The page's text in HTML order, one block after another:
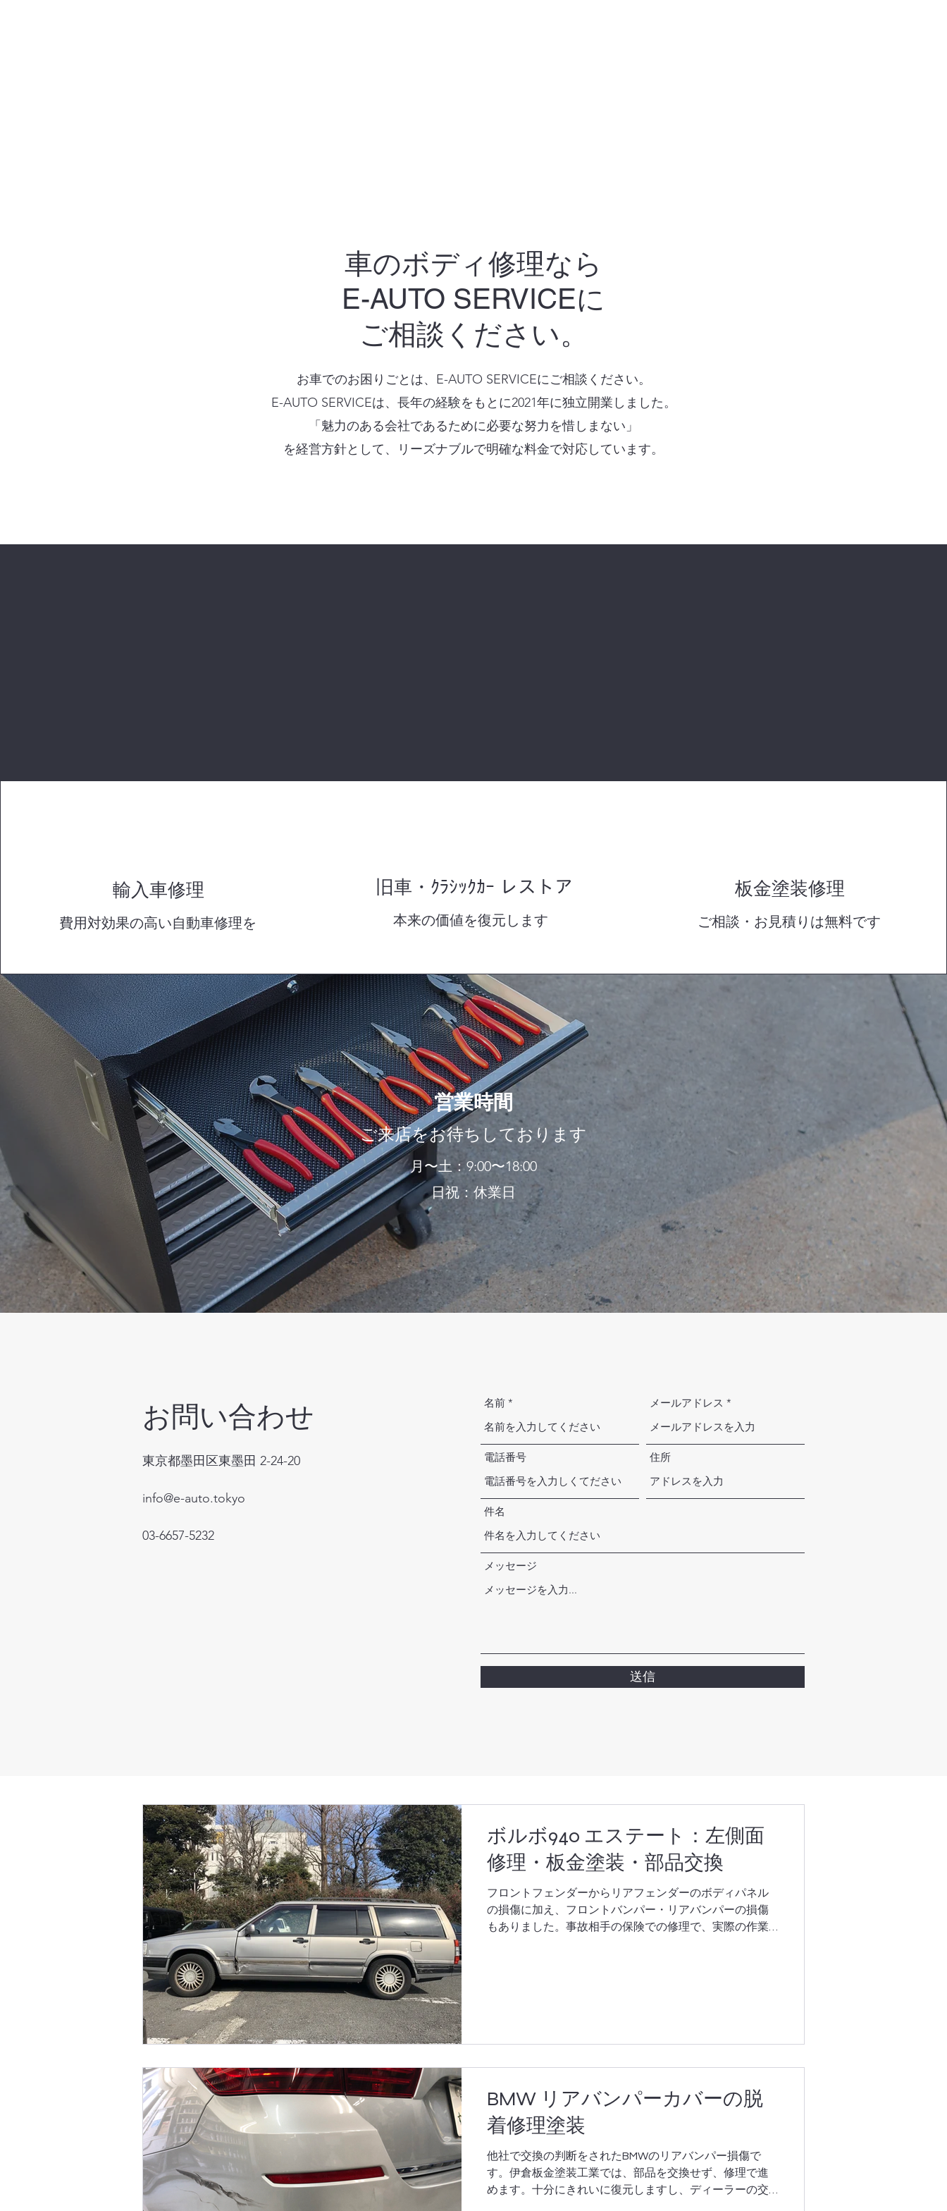
車のボディ修理なら
E-AUTO SERVICEに
ご相談ください。
お車でのお困りごとは、E-AUTO SERVICEにご相談ください。
E-AUTO SERVICEは、長年の経験をもとに2021年に独立開業しました。
「魅力のある会社であるために必要な努力を惜しまない」
​を経営方針として、リーズナブルで明確な料金で対応しています。
​輸入車修理
​費用対効果の高い自動車修理を
​旧車・ｸﾗｼｯｸｶｰ レストア
​本来の価値を復元します
​板金塗装修理
​ご相談・お見積りは無料です
営業時間
ご来店をお待ちしております
月〜土：9:00〜18:00
日祝：休業日
お問い合わせ
東京都墨田区東墨田 2-24-20
info@e-auto.tokyo
03-6657-5232
名前 メールアドレス
電話番号 住所
件名
メッセージ
送信
ボルボ940 エステート：左側面
修理・板金塗装・部品交換
フロントフェンダーからリアフェンダーのボディパネル
の損傷に加え、フロントバンパー・リアバンパーの損傷
もありました。事故相手の保険での修理で、実際の作業
BMW リアバンパーカバーの脱
着修理塗装
他社で交換の判断をされたBMWのリアバンパー損傷で
す。伊倉板金塗装工業では、部品を交換せず、修理で進
めます。十分にきれいに復元しますし、ディーラーの交